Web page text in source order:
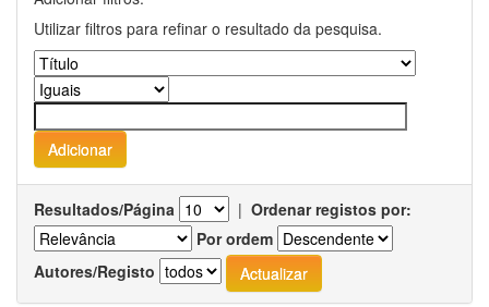
Utilizar filtros para refinar o resultado da pesquisa.
Resultados/Página | Ordenar registos por:
Por ordem
Autores/Registo